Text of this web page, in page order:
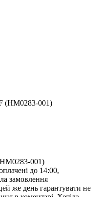
001)
до 14:00,
замовлення
же день гарантувати не